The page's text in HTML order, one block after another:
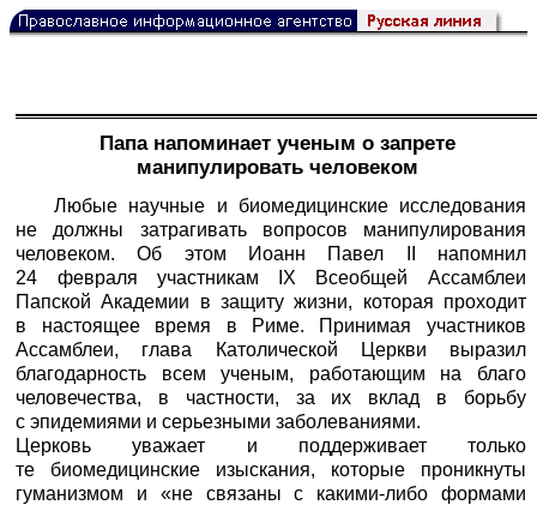
Папа напоминает ученым о запрете
манипулировать человеком
Любые научные и биомедицинские исследования
не должны затрагивать вопросов манипулирования
человеком. Об этом Иоанн Павел II напомнил
24 февраля участникам IX Всеобщей Ассамблеи
Папской Академии в защиту жизни, которая проходит
в настоящее время в Риме. Принимая участников
Ассамблеи, глава Католической Церкви выразил
благодарность всем ученым, работающим на благо
человечества, в частности, за их вклад в борьбу
с эпидемиями и серьезными заболеваниями.
Церковь уважает и поддерживает только
те биомедицинские изыскания, которые проникнуты
гуманизмом и «не связаны с какими-либо формами